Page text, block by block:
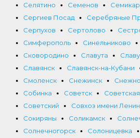
Селятино
Семенов
Сергиев Посад
Серебряные
Серпухов
Сертолово
Симферополь
Синельниково
Сковородино
Славута
Славянск
Славянск-на-Кубани
Смоленск
Снежинск
Собинка
Советск
Советский
Совхоз имени
Сокиряны
Соликамск
Солнечногорск
Солоницевка